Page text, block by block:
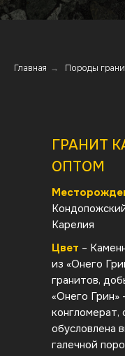
Главная → Породы
ГРАНИТ
ОПТОМ
Цвет –
из «Онего
гранитов,
«Онего Грин»
конгломерат,
обусловлена
галечной
Карелия